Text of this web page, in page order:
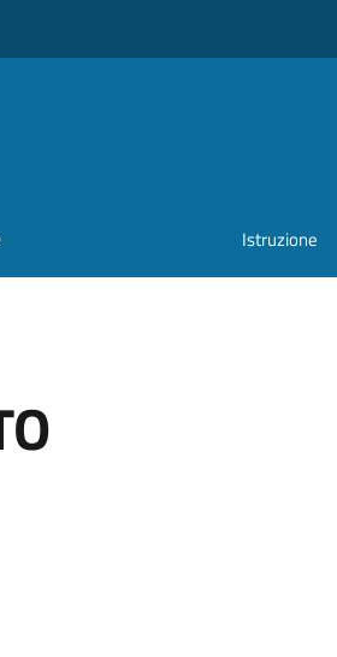
Istruzione